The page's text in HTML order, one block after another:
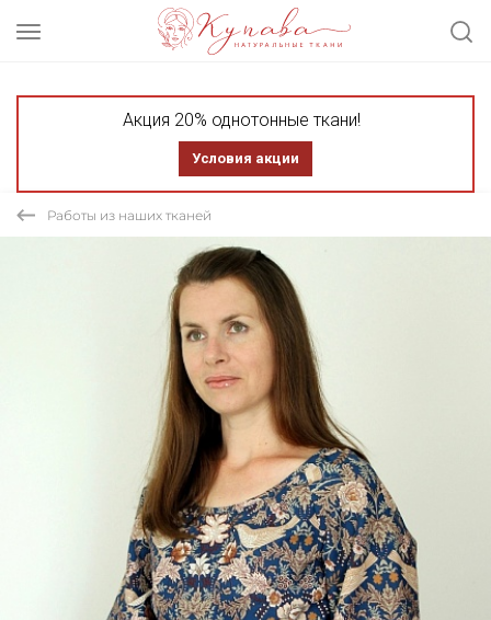
Акция 20% однотонные ткани!
Условия акции
Работы из наших тканей